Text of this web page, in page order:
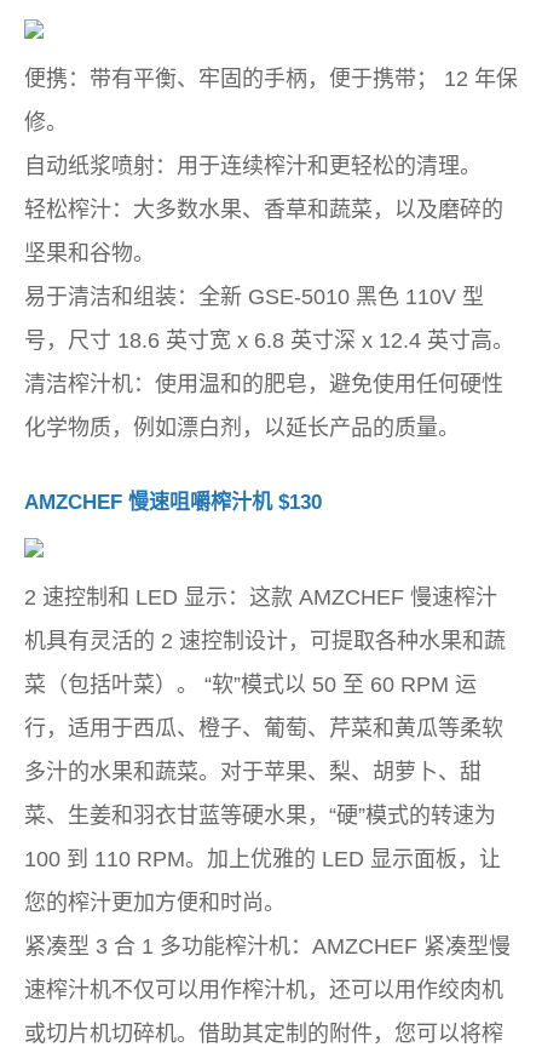
便携：带有平衡、牢固的手柄，便于携带； 12 年保
修。
自动纸浆喷射：用于连续榨汁和更轻松的清理。
轻松榨汁：大多数水果、香草和蔬菜，以及磨碎的
坚果和谷物。
易于清洁和组装：全新 GSE-5010 黑色 110V 型
号，尺寸 18.6 英寸宽 x 6.8 英寸深 x 12.4 英寸高。
清洁榨汁机：使用温和的肥皂，避免使用任何硬性
化学物质，例如漂白剂，以延长产品的质量。
AMZCHEF 慢速咀嚼榨汁机 $130
2 速控制和 LED 显示：这款 AMZCHEF 慢速榨汁
机具有灵活的 2 速控制设计，可提取各种水果和蔬
菜（包括叶菜）。 “软”模式以 50 至 60 RPM 运
行，适用于西瓜、橙子、葡萄、芹菜和黄瓜等柔软
多汁的水果和蔬菜。对于苹果、梨、胡萝卜、甜
菜、生姜和羽衣甘蓝等硬水果，“硬”模式的转速为
100 到 110 RPM。加上优雅的 LED 显示面板，让
您的榨汁更加方便和时尚。
紧凑型 3 合 1 多功能榨汁机：AMZCHEF 紧凑型慢
速榨汁机不仅可以用作榨汁机，还可以用作绞肉机
或切片机切碎机。借助其定制的附件，您可以将榨